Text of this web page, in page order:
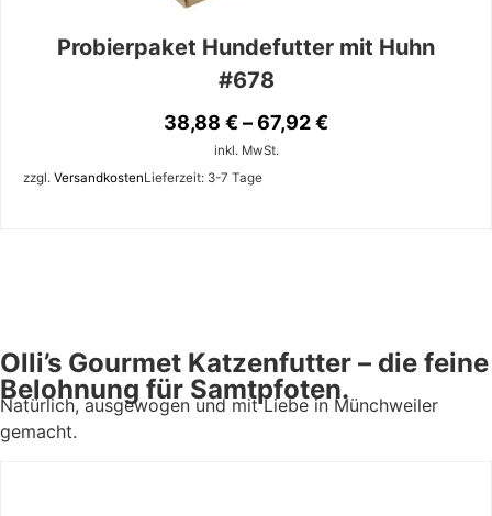
Probierpaket Hundefutter mit Huhn
#678
38,88 €–67,92€
inkl. MwSt.
zzgl. VersandkostenLieferzeit: 3-7 Tage
Olli’s Gourmet Katzenfutter – die feine
Belohnung für Samtpfoten.
Natürlich, ausgewogen und mit Liebe in Münchweiler
gemacht.